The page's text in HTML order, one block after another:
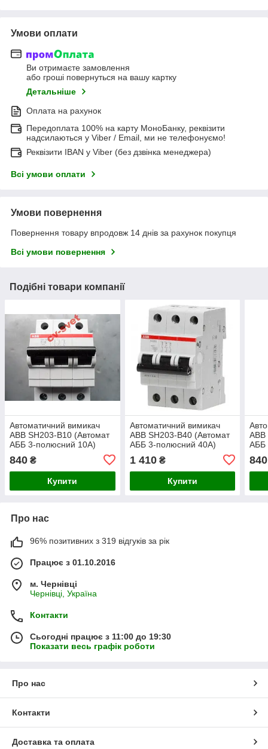
Умови оплати
Ви отримаєте замовлення
або гроші повернуться на вашу картку
Детальніше
Оплата на рахунок
Передоплата 100% на карту МоноБанку, реквізити
надсилаються у Viber / Email, ми не телефонуємо!
Реквізити IBAN у Viber (без дзвінка менеджера)
Всі умови оплати
Умови повернення
Повернення товару впродовж 14 днів за рахунок покупця
Всі умови повернення
Подібні товари компанії
Автоматичний вимикач
ABB SH203-B10 (Автомат
АББ 3-полюсний 10А)
840 ₴
Купити
Автоматичний вимикач
ABB SH203-B40 (Автомат
АББ 3-полюсний 40А)
1 410₴
Купити
АББ
840
Про нас
96% позитивних з 319 відгуків за рік
Працює з 01.10.2016
м. Чернівці
Чернівці, Україна
Контакти
Сьогодні працює з 11:00 до 19:30
Показати весь графік роботи
Про нас
Контакти
Доставка та оплата